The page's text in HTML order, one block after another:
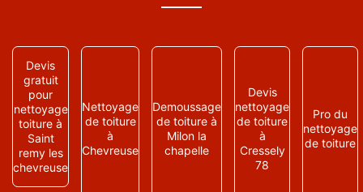
Devis
gratuit
pour
nettoyage
toiture à
Saint
remy les
chevreuse
Nettoyage
de toiture
à
Chevreuse
Demoussage
de toiture à
Milon la
chapelle
Devis
nettoyage
de toiture
à
Cressely
78
Pro du
nettoyage
de toiture